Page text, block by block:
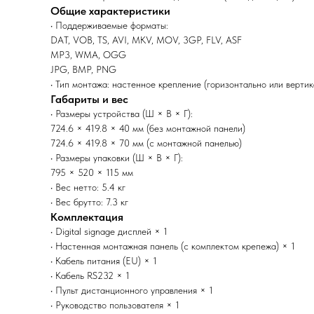
Общие характеристики
• Поддерживаемые форматы:
DAT, VOB, TS, AVI, MKV, MOV, 3GP, FLV, ASF
MP3, WMA, OGG
JPG, BMP, PNG
• Тип монтажа: настенное крепление (горизонтально или
Габариты и вес
• Размеры устройства (Ш × В × Г):
724.6 × 419.8 × 40 мм (без монтажной панели)
724.6 × 419.8 × 70 мм (с монтажной панелью)
• Размеры упаковки (Ш × В × Г):
795 × 520 × 115 мм
• Вес нетто: 5.4 кг
• Вес брутто: 7.3 кг
Комплектация
• Digital signage дисплей × 1
• Настенная монтажная панель (с комплектом крепежа) × 1
• Кабель питания (EU) × 1
• Кабель RS232 × 1
• Пульт дистанционного управления × 1
• Руководство пользователя × 1